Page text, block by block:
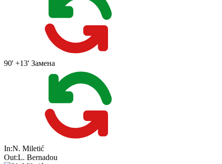
90' +13' Замена
In:N. Miletić
Out:L. Bernadou